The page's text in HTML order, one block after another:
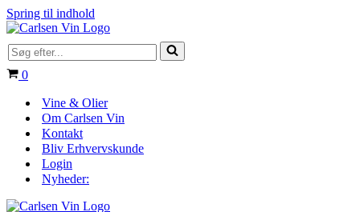
Spring til indhold
Søg
efter...
Indkøbskurv
0
Vine & Olier
Om Carlsen Vin
Kontakt
Bliv Erhvervskunde
Login
Nyheder: